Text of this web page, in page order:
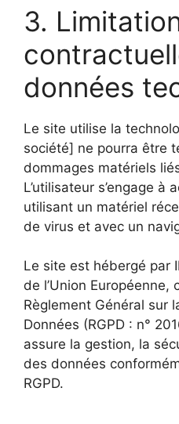
3.
données
Le site utilise la
société] ne pourra être
dommages matériels
L’utilisateur s’engage à
utilisant un matériel
de virus et avec un
Le site est hébergé par
de l’Union Européenne,
Règlement Général sur
Données (RGPD : n°
assure la gestion, la
des données
RGPD.